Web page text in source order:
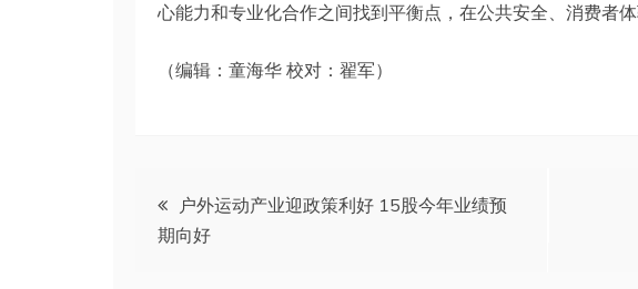
心能力和专业化合作之间找到平衡点，在公共安全、消费者
（编辑：童海华 校对：翟军）
文
章
户外运动产业迎政策利好 15股今年业绩预
期向好